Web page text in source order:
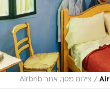
/ צילום מסך, אתר Airbnb